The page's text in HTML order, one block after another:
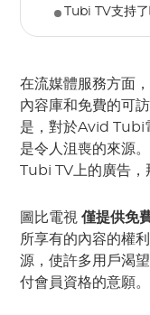
Tubi TV支持
在流媒體服務方面
內容庫和免費的可
是，對於Avid Tubi
是令人沮喪的來源
Tubi TV上的廣告，
圖比電視僅提供免
所享有的內容的權
源，使許多用戶渴
付會員資格的意願。